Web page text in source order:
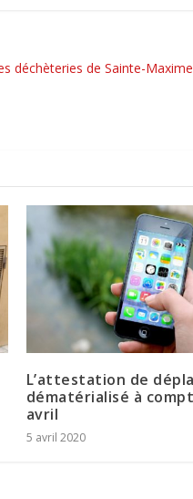
déchèteries de Sainte-
L’attestation de
dématérialisé à
avril
5 avril 2020